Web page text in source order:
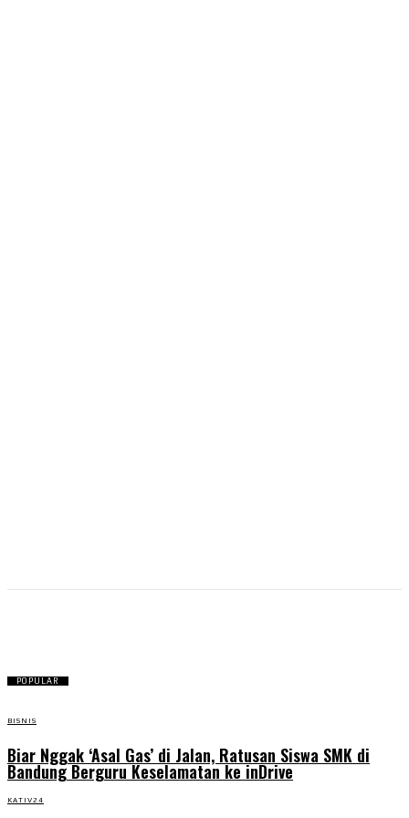
POPULAR
BISNIS
Biar Nggak ‘Asal Gas’ di Jalan, Ratusan Siswa SMK di
Bandung Berguru Keselamatan ke inDrive
KATIV24